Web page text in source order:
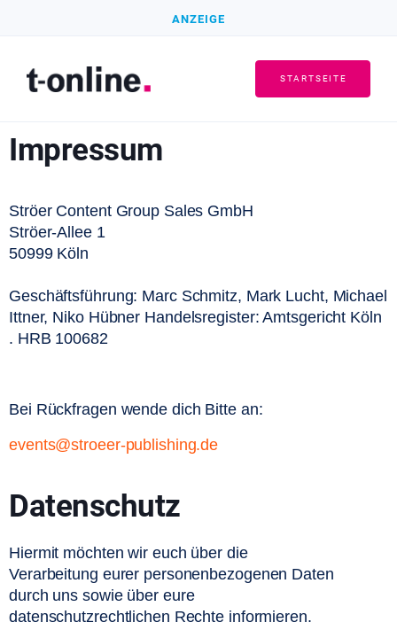
ANZEIGE
STARTSEITE
Impressum
Ströer Content Group Sales GmbH
Ströer-Allee 1
50999 Köln
Geschäftsführung: Marc Schmitz, Mark Lucht, Michael
Ittner, Niko Hübner Handelsregister: Amtsgericht Köln
. HRB 100682
Bei Rückfragen wende dich Bitte an:
events@stroeer-publishing.de
Datenschutz
Hiermit möchten wir euch über die
Verarbeitung eurer personenbezogenen Daten
durch uns sowie über eure